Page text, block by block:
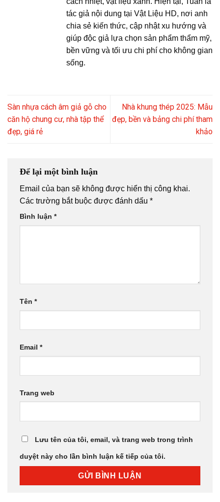
tác giả nội dung tại Vật Liệu HD, nơi anh
chia sẻ kiến thức, cập nhật xu hướng và
giúp độc giả lựa chọn sản phẩm thẩm mỹ,
bền vững và tối ưu chi phí cho không gian
sống.
Sàn nhựa cách âm giả gỗ cho
căn hộ chung cư, nhà tập thể
đẹp, giá rẻ
Nhà khung thép 2025: Mẫu
đẹp, bền và bảng chi phí tham
khảo
Để lại một bình luận
Email của bạn sẽ không được hiển thị công khai.
Các trường bắt buộc được đánh dấu *
Bình luận *
Tên *
Email *
Trang web
Lưu tên của tôi, email, và trang web trong trình
duyệt này cho lần bình luận kế tiếp của tôi.